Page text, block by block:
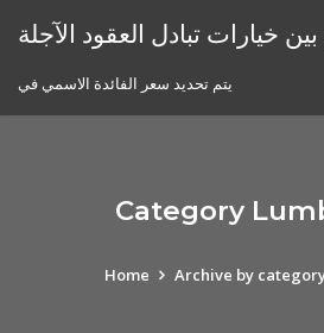
خيارات تبادل العقود الآجلة
يتم تحديد سعر الفائدة الاسمي في
Category
Home Archive by